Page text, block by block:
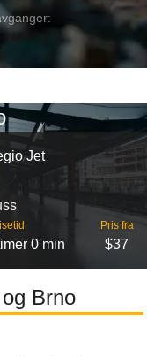
Jet
0 min
Pris fra
$37
Brno